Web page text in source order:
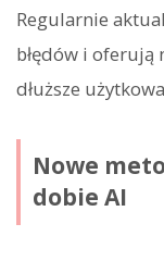
Regularnie
błędów i oferują
dłuższe
Nowe
dobie AI